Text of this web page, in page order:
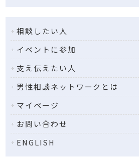
相談したい人
イベントに参加
支え伝えたい人
男性相談ネット ワークとは
マイページ
お問い合わせ
ENGLISH